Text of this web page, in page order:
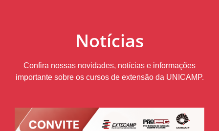
Notícias
Confira nossas novidades, notícias e informações
importante sobre os cursos de extensão da UNICAMP.